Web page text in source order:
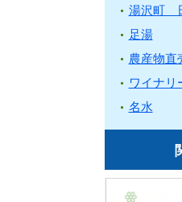
湯沢町
足湯
農産物直
ワイナリ
名水